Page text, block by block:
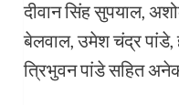
दीवान सिंह सुपयाल,
बेलवाल, उमेश चंद्र पांडे,
त्रिभुवन पांडे सहित